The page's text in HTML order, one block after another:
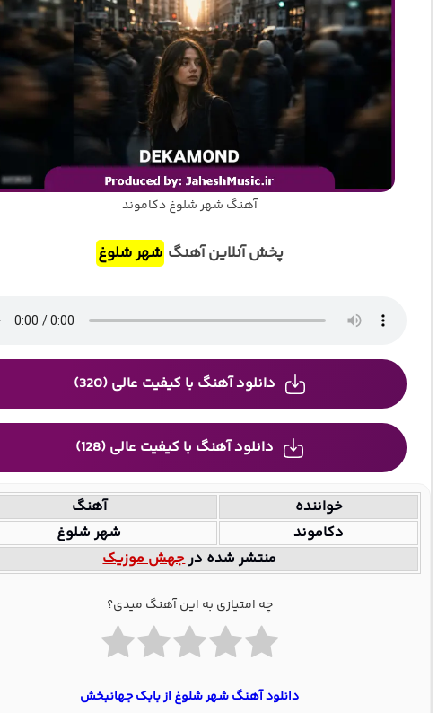
آهنگ شهر شلوغ دکاموند
پخش آنلاین آهنگ شهر شلوغ
دانلود آهنگ با کیفیت عالی (320)
دانلود آهنگ با کیفیت عالی (128)
خواننده
آهنگ
دکاموند
شهر شلوغ
منتشر شده درجهش موزیک
چه امتیازی به این آهنگ میدی؟
دانلود آهنگ شهر شلوغ از بابک جهانبخش